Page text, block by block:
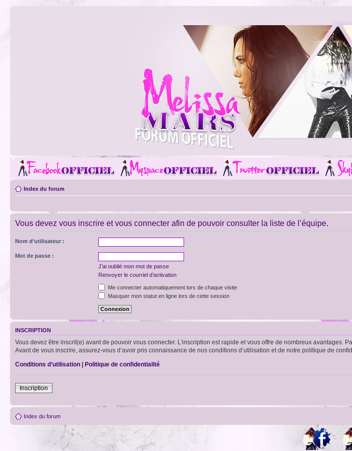
Index du forum
Vous devez vous inscrire et vous connecter afin de pouvoir consulter la liste de l’équipe.
Nom d’utilisateur :
Mot de passe :
J’ai oublié mon mot de passe
Renvoyer le courriel d’activation
Me connecter automatiquement lors de chaque visite
Masquer mon statut en ligne lors de cette session
INSCRIPTION
Vous devez être inscrit(e) avant de pouvoir vous connecter. L’inscription est rapide et vous offre de nombreux
Avant de vous inscrire, assurez-vous d’avoir pris connaissance de nos conditions d’utilisation et de notre politique de
Conditions d’utilisation | Politique de confidentialité
Inscription
Index du forum